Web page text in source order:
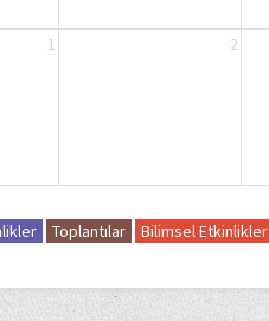
1 2
Toplantılar Bilimsel Etkinlikler